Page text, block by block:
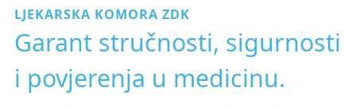
LJEKARSKA KOMORA ZDK
Garant stručnosti, sigurnosti
i povjerenja u medicinu.